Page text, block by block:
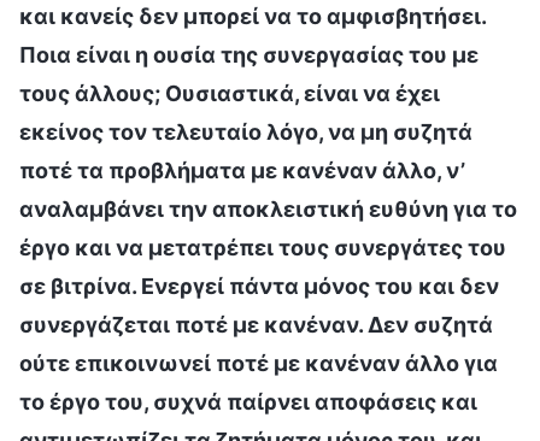
και κανείς δεν μπορεί να το αμφισβητήσει.
Ποια είναι η ουσία της συνεργασίας του με
τους άλλους; Ουσιαστικά, είναι να έχει
εκείνος τον τελευταίο λόγο, να μη συζητά
ποτέ τα προβλήματα με κανέναν άλλο, ν’
αναλαμβάνει την αποκλειστική ευθύνη για το
έργο και να μετατρέπει τους συνεργάτες του
σε βιτρίνα. Ενεργεί πάντα μόνος του και δεν
συνεργάζεται ποτέ με κανέναν. Δεν συζητά
ούτε επικοινωνεί ποτέ με κανέναν άλλο για
το έργο του, συχνά παίρνει αποφάσεις και